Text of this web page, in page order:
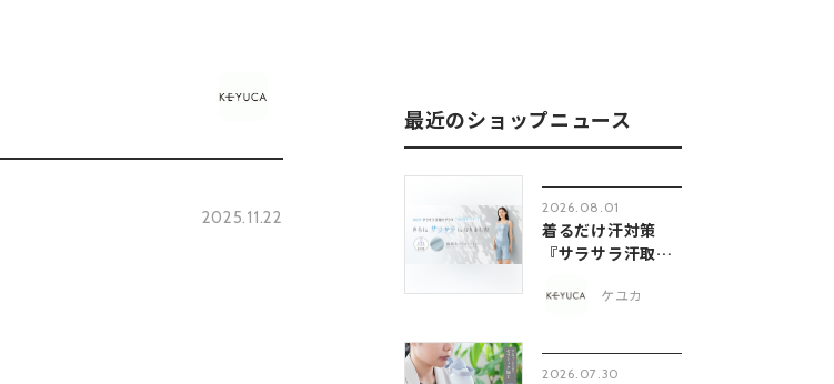
2025.11.22
最近のショップニュース
2026.08.01
着るだけ汗対策
『サラサラ汗取り
ケユカ
2026.07.30